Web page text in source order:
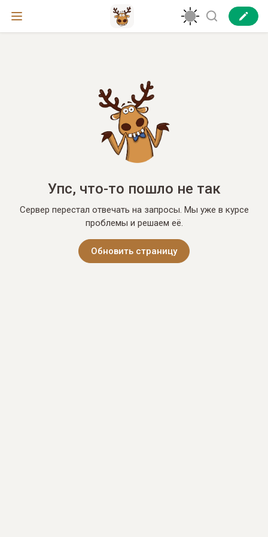
Упс, что-то пошло не так
Сервер перестал отвечать на запросы. Мы уже в курсе
проблемы и решаем её.
Обновить страницу